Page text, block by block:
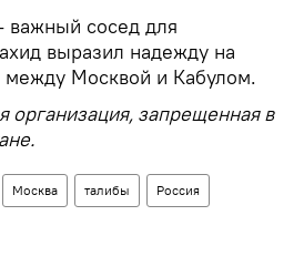
сосед для
выразил надежду на
между Москвой и Кабулом.
организация, запрещенная в
Москва талибы Россия